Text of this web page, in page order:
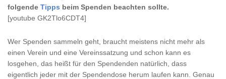
folgende Tipps beim Spenden beachten sollte.
[youtube GK2Tlo6CDT4]
Wer Spenden sammeln geht, braucht meistens nicht mehr als
einen Verein und eine Vereinssatzung und schon kann es
losgehen, das heißt für den Spendenden natürlich, dass
eigentlich jeder mit der Spendendose herum laufen kann. Genau